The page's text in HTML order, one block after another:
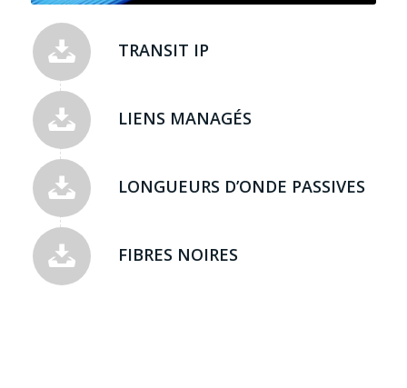
TRANSIT IP
LIENS MANAGÉS
LONGUEURS D’ONDE PASSIVES
FIBRES NOIRES